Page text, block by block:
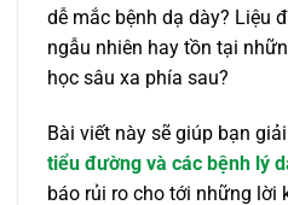
dễ mắc bệnh dạ dày? Liệu
ngẫu nhiên hay tồn tại
học sâu xa phía sau?
Bài viết này sẽ giúp bạn
tiểu đường và các bệnh lý
báo rủi ro cho tới những lời